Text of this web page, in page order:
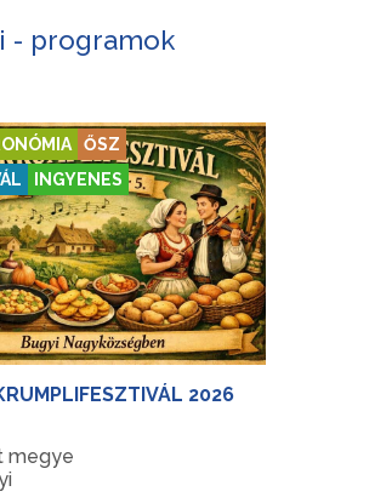
- programok
ŐSZ
INGYENES
2026
megye